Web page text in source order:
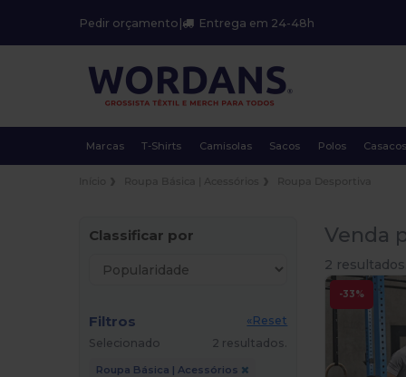
Pedir orçamento | Entrega em 24-48h
Marcas T-Shirts Camisolas Sacos Polos Casacos
Classificar por
Filtros
«Reset
Selecionado
2 resultados.
Roupa Básica | Acessórios
Venda
2 resultados.
-33%